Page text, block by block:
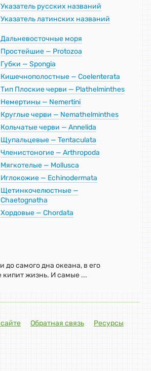
Указатель русских названий
Указатель латинских названий
Дальневосточные моря
Простейшие — Protozoa
Губки — Spongia
Кишечнополостные — Coelenterata
Тип Плоские черви — Plathelminthes
Немертины — Nemertini
Круглые черви — Nemathelminthes
Кольчатые черви — Annelida
Щупальцевые — Tentaculata
Членистоногие — Arthropoda
Мягкотелые — Mollusca
Иглокожие — Echinodermata
Щетинкочелюстные —
Chaetognatha
Хордовые — Chordata
до самого дна океана, в его
кипит жизнь. И самые ...
Обратная связь Ресурсы